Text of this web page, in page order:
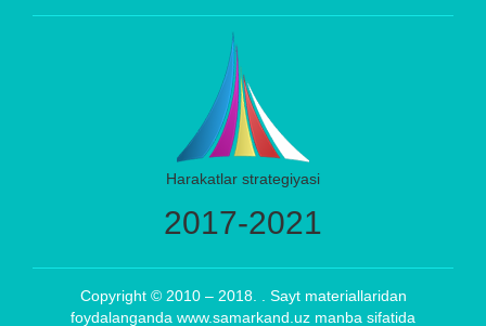
Harakatlar strategiyasi
2017-2021
Copyright © 2010 – 2018. . Sayt materiallaridan
foydalanganda www.samarkand.uz manba sifatida